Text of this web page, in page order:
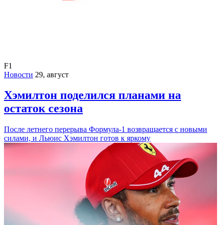
F1
Новости 29, август
Хэмилтон поделился планами на
остаток сезона
После летнего перерыва Формула-1 возвращается с новыми
силами, и Льюис Хэмилтон готов к яркому